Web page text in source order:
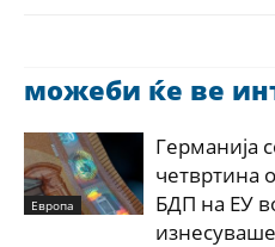
можеби ќе ве
Европа
Германија
четвртина
БДП на ЕУ